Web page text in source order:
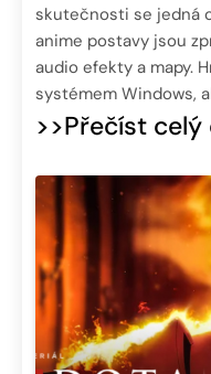
skutečnosti se jedná
anime postavy jsou
audio efekty a mapy.
systémem Windows,
>>Přečíst celý